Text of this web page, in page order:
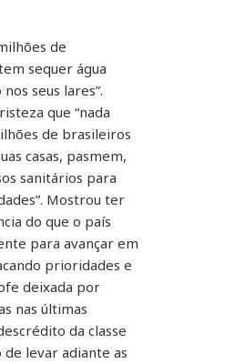
de
sequer água
seus lares”.
que “nada
de brasileiros
casas, pasmem,
sanitários para
Mostrou ter
do que o país
para avançar em
prioridades e
deixada por
nas últimas
da classe
levar adiante as